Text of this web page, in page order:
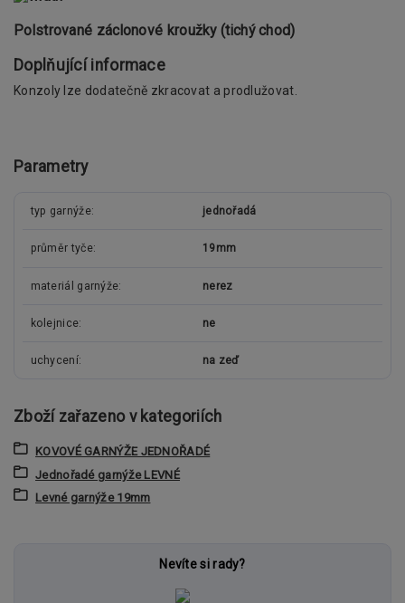
Polstrované záclonové kroužky (tichý chod)
Doplňující informace
Konzoly lze dodatečně zkracovat a prodlužovat.
Parametry
typ garnýže jednořadá
průměr tyče 19mm
materiál garnýže nerez
kolejnice ne
uchycení na zeď
Zboží zařazeno v kategoriích
KOVOVÉ GARNÝŽE JEDNOŘADÉ
Jednořadé garnýže LEVNÉ
Levné garnýže 19mm
Nevíte si rady?